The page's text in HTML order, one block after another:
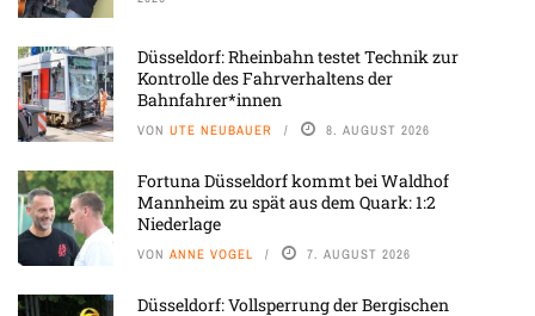
Düsseldorf: Rheinbahn testet Technik zur
Kontrolle des Fahrverhaltens der
Bahnfahrer*innen
VON UTE NEUBAUER 8. AUGUST 2026
Fortuna Düsseldorf kommt bei Waldhof
Mannheim zu spät aus dem Quark: 1:2
Niederlage
VON ANNE VOGEL 7. AUGUST 2026
Düsseldorf: Vollsperrung der Bergischen